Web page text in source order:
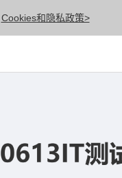
Cookies和隐私政策>